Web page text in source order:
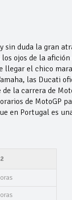
duda la gran
ojos de la
llegar el chico
las Ducati
la carrera de
de MotoGP
en Portugal es